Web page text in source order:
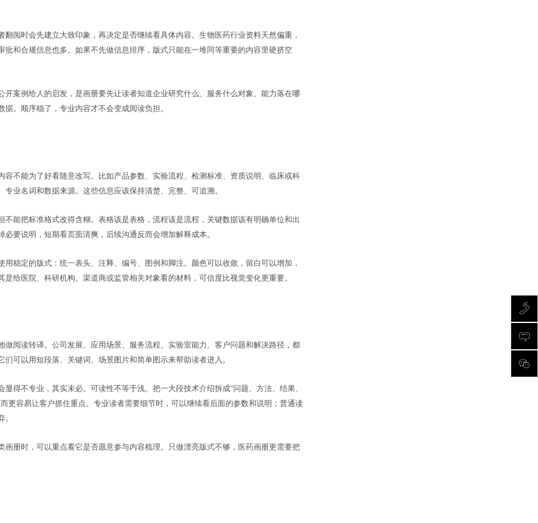
翻阅时会先建立大致印象，再决定是否继续看具体内容。生物医药行业资料天然偏重，
批和合规信息也多。如果不先做信息排序，版式只能在一堆同等重要的内容里硬挤空
开案例给人的启发，是画册要先让读者知道企业研究什么、服务什么对象、能力落在哪
据。顺序稳了，专业内容才不会变成阅读负担。
容不能为了好看随意改写。比如产品参数、实验流程、检测标准、资质说明、临床或科
专业名词和数据来源。这些信息应该保持清楚、完整、可追溯。
不能把标准格式改得含糊。表格该是表格，流程该是流程，关键数据该有明确单位和出
必要说明，短期看页面清爽，后续沟通反而会增加解释成本。
用稳定的版式：统一表头、注释、编号、图例和脚注。颜色可以收敛，留白可以增加，
是给医院、科研机构、渠道商或监管相关对象看的材料，可信度比视觉变化更重要。
做阅读转译。公司发展、应用场景、服务流程、实验室能力、客户问题和解决路径，都
们可以用短段落、关键词、场景图片和简单图示来帮助读者进入。
显得不专业，其实未必。可读性不等于浅。把一大段技术介绍拆成“问题、方法、结果、
更容易让客户抓住重点。专业读者需要细节时，可以继续看后面的参数和说明；普通读
画册时，可以重点看它是否愿意参与内容梳理。只做漂亮版式不够，医药画册更需要把